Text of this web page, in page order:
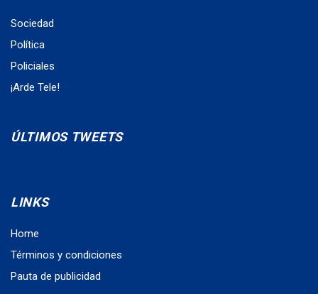
Sociedad
Política
Policiales
¡Arde Tele!
ÚLTIMOS TWEETS
LINKS
Home
Términos y condiciones
Pauta de publicidad